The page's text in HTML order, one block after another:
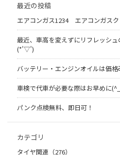
最近の投稿
エアコンガス1234 エアコンガス
最近、車高を変えずにリフレッシ
(*'▽')
バッテリー・エンジンオイルは価格
車検で代車が必要な際はお早めに
パンク点検無料、即日可！
カテゴリ
タイヤ関連（276）